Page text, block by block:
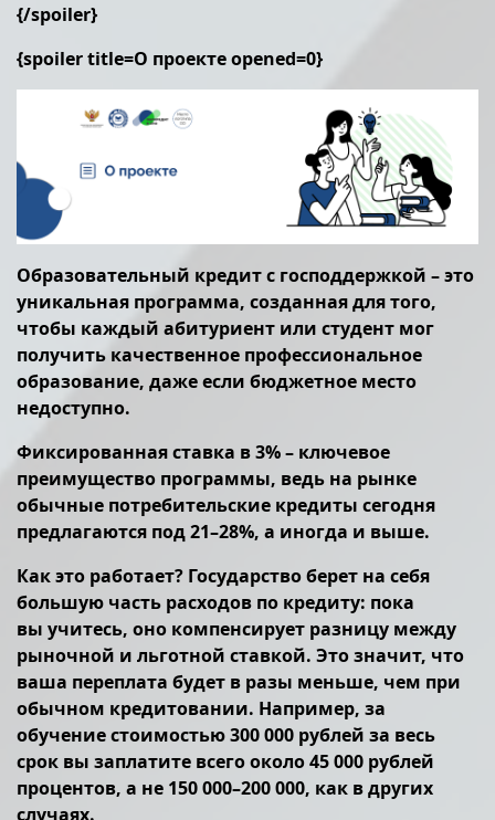
{/spoiler}
{spoiler title=О проекте opened=0}
Образовательный кредит с господдержкой – это
уникальная программа, созданная для того,
чтобы каждый абитуриент или студент мог
получить качественное профессиональное
образование, даже если бюджетное место
недоступно.
Фиксированная ставка в 3% – ключевое
преимущество программы, ведь на рынке
обычные потребительские кредиты сегодня
предлагаются под 21–28%, а иногда и выше.
Как это работает? Государство берет на себя
большую часть расходов по кредиту: пока
вы учитесь, оно компенсирует разницу между
рыночной и льготной ставкой. Это значит, что
ваша переплата будет в разы меньше, чем при
обычном кредитовании. Например, за
обучение стоимостью 300 000 рублей за весь
срок вы заплатите всего около 45 000 рублей
процентов, а не 150 000–200 000, как в других
случаях.